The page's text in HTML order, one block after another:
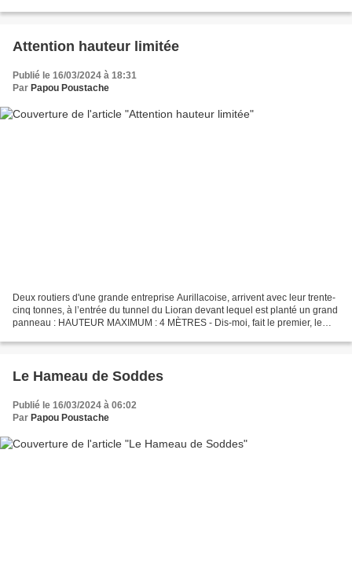
Attention hauteur limitée
Publié le 16/03/2024 à 18:31
Par Papou Poustache
Deux routiers d'une grande entreprise Aurillacoise, arrivent avec leur trente-
cinq tonnes, à l’entrée du tunnel du Lioran devant lequel est planté un grand
panneau : HAUTEUR MAXIMUM : 4 MÈTRES - Dis-moi, fait le premier, le
Le Hameau de Soddes
Publié le 16/03/2024 à 06:02
Par Papou Poustache